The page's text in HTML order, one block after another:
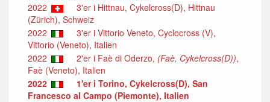
2022
3'er i Hittnau, Cykelcross(D), Hittnau
(Zürich), Schweiz
2022
3'er i Vittorio Veneto, Cyclocross (V),
Vittorio (Veneto), Italien
2022
2'er i Faè di Oderzo, (Faè, Cykelcross(D)),
Faè (Veneto), Italien
2022
1'er i Torino, Cykelcross(D), San
Francesco al Campo (Piemonte), Italien